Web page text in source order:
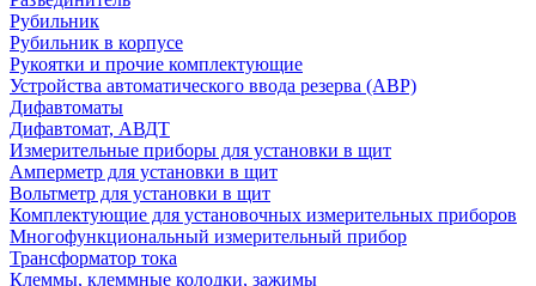
Рубильник
Рубильник в корпусе
Рукоятки и прочие комплектующие
Устройства автоматического ввода резерва (АВР)
Дифавтоматы
Дифавтомат, АВДТ
Измерительные приборы для установки в щит
Амперметр для установки в щит
Вольтметр для установки в щит
Комплектующие для установочных измерительных приборов
Многофункциональный измерительный прибор
Трансформатор тока
Клеммы, клеммные колодки, зажимы